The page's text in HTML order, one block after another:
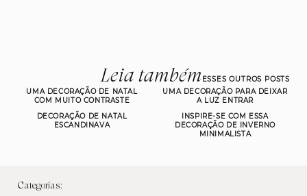
Leia tambémESSES OUTROS POSTS
UMA DECORAÇÃO DE NATAL
COM MUITO CONTRASTE
UMA DECORAÇÃO PARA DEIXAR
A LUZ ENTRAR
DECORAÇÃO DE NATAL
ESCANDINAVA
INSPIRE-SE COM ESSA
DECORAÇÃO DE INVERNO
MINIMALISTA
Categorias: